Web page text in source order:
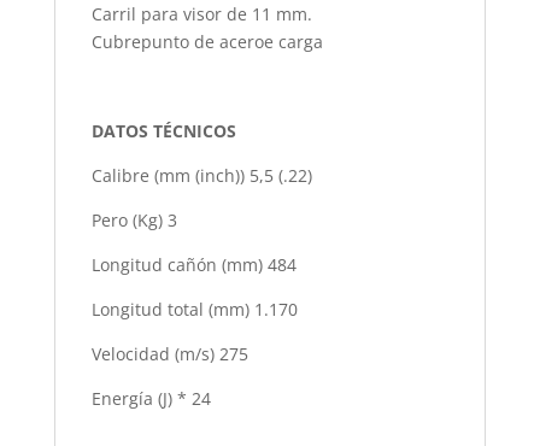
Carril para visor de 11 mm.
Cubrepunto de aceroe carga
DATOS TÉCNICOS
Calibre (mm (inch)) 5,5 (.22)
Pero (Kg) 3
Longitud cañón (mm) 484
Longitud total (mm) 1.170
Velocidad (m/s) 275
Energía (J) * 24